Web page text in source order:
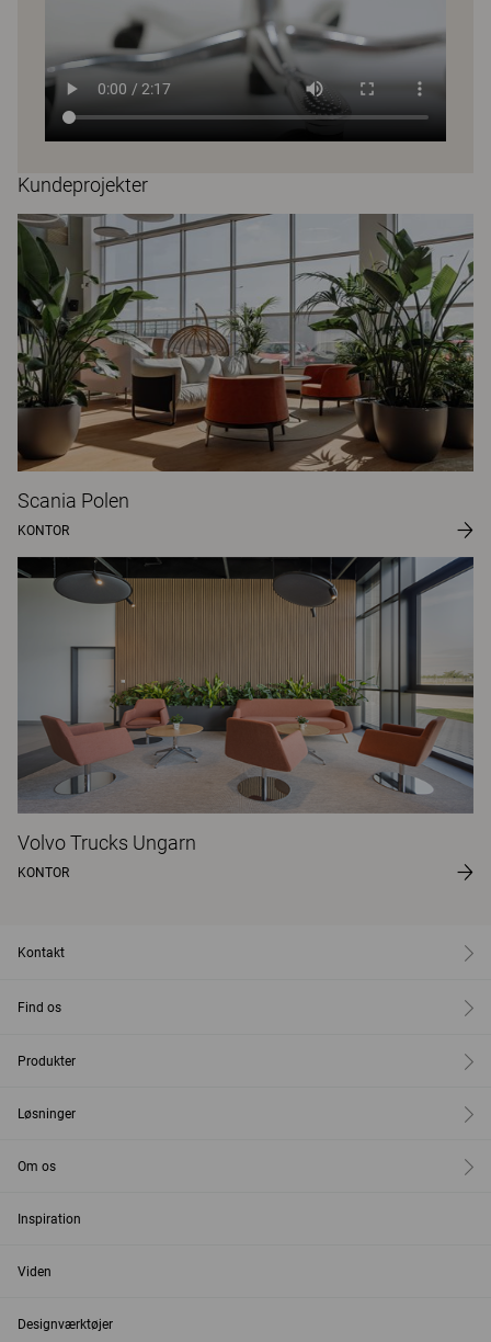
Kundeprojekter
Scania Polen
KONTOR
Volvo Trucks Ungarn
KONTOR
Kontakt
Find os
Produkter
Løsninger
Om os
Inspiration
Viden
Designværktøjer